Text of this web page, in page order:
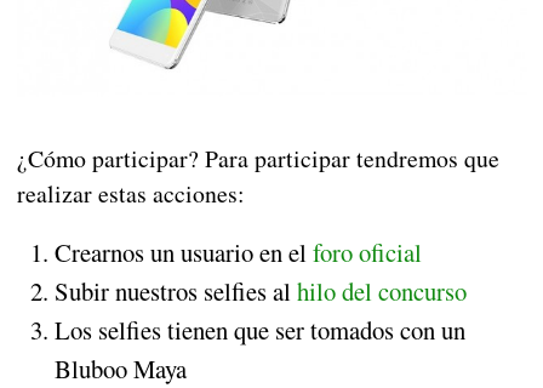
¿Cómo participar? Para participar tendremos que
realizar estas acciones:
Crearnos un usuario en elforo oficial
Subir nuestros selfies alhilo del concurso
Los selfies tienen que ser tomados con un
Bluboo Maya